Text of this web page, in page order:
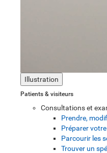
Illustration
Patients & visiteurs
Consultations et
Prendre,
Préparer
Parcourir les
Trouver un